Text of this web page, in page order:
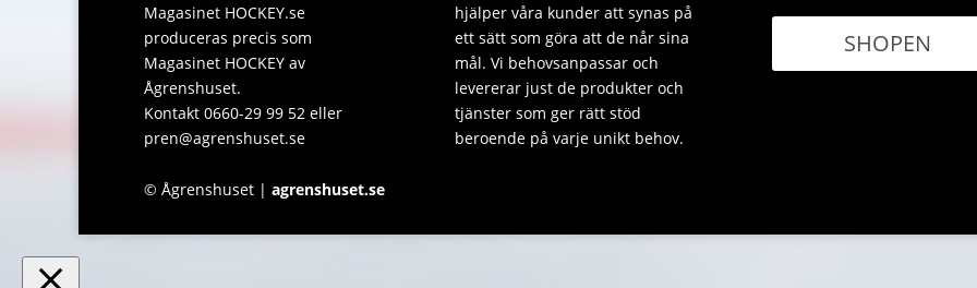
Magasinet HOCKEY.se
produceras precis som
Magasinet HOCKEY av
Ågrenshuset.
Kontakt 0660-29 99 52 eller
pren@agrenshuset.se
hjälper våra kunder att synas på
ett sätt som göra att de når sina
mål. Vi behovsanpassar och
levererar just de produkter och
tjänster som ger rätt stöd
beroende på varje unikt behov.
SHOPEN
© Ågrenshuset | agrenshuset.se